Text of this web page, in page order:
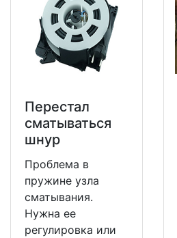
Перестал
сматываться
шнур
Проблема в
пружине узла
сматывания.
Нужна ее
регулировка или